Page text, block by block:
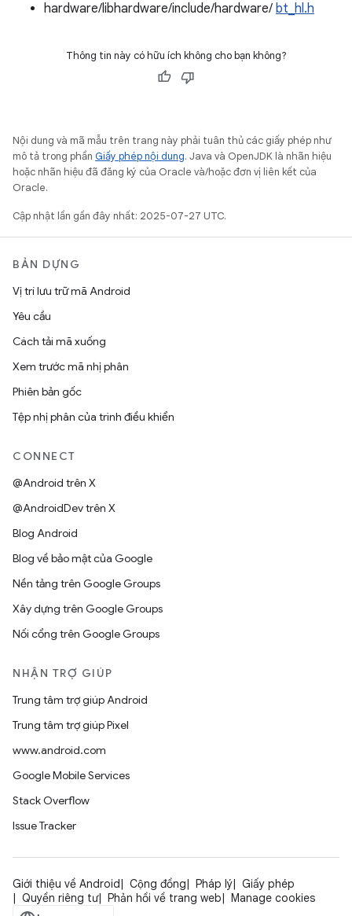
hardware/libhardware/include/hardware/ bt_hl.h
Thông tin này có hữu ích không cho bạn không?
Nội dung và mã mẫu trên trang này phải tuân thủ các giấy phép như
mô tả trong phần Giấy phép nội dung. Java và OpenJDK là nhãn hiệu
hoặc nhãn hiệu đã đăng ký của Oracle và/hoặc đơn vị liên kết của
Oracle.
Cập nhật lần gần đây nhất: 2025-07-27 UTC.
BẢN DỰNG
Vị trí lưu trữ mã Android
Yêu cầu
Cách tải mã xuống
Xem trước mã nhị phân
Phiên bản gốc
Tệp nhị phân của trình điều khiển
CONNECT
@Android trên X
@AndroidDev trên X
Blog Android
Blog về bảo mật của Google
Nền tảng trên Google Groups
Xây dựng trên Google Groups
Nối cổng trên Google Groups
NHẬN TRỢ GIÚP
Trung tâm trợ giúp Android
Trung tâm trợ giúp Pixel
www.android.com
Google Mobile Services
Stack Overflow
Issue Tracker
Giới thiệu về Android Cộng đồng Pháp lý
Giấy phép
Quyền riêng tư
Phản hồi về trang web Manage cookies